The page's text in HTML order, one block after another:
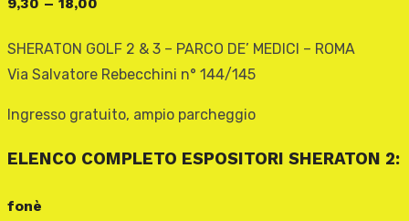
9,30 – 18,00
SHERATON GOLF 2 & 3 – PARCO DE’ MEDICI – ROMA
Via Salvatore Rebecchini n° 144/145
Ingresso gratuito, ampio parcheggio
ELENCO COMPLETO ESPOSITORI SHERATON 2:
fonè